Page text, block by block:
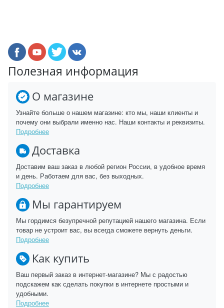
Полезная информация
О магазине
Узнайте больше о нашем магазине: кто мы, наши клиенты и
почему они выбрали именно нас. Наши контакты и реквизиты.
Подробнее
Доставка
Доставим ваш заказ в любой регион России, в удобное время
и день. Работаем для вас, без выходных.
Подробнее
Мы гарантируем
Мы гордимся безупречной репутацией нашего магазина. Если
товар не устроит вас, вы всегда сможете вернуть деньги.
Подробнее
Как купить
Ваш первый заказ в интернет-магазине? Мы с радостью
подскажем как сделать покупки в интернете простыми и
удобными.
Подробнее